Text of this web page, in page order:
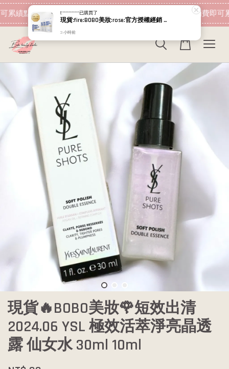
績點數 下筆消費即可折抵 加入會員 消費即可
現貨🔥BOBO美妝🌹短效出清
2024.06 YSL 極效活萃淨亮晶透
露 仙女水 30ml 10ml
E***********已購買了
現貨:fire:BOBO美妝:rose:官方授權經銷 日本NIPPI 日本製100%純膠原蛋白胜肽白金版 1盒3袋(附5g湯匙) 易吸收
3 小時前